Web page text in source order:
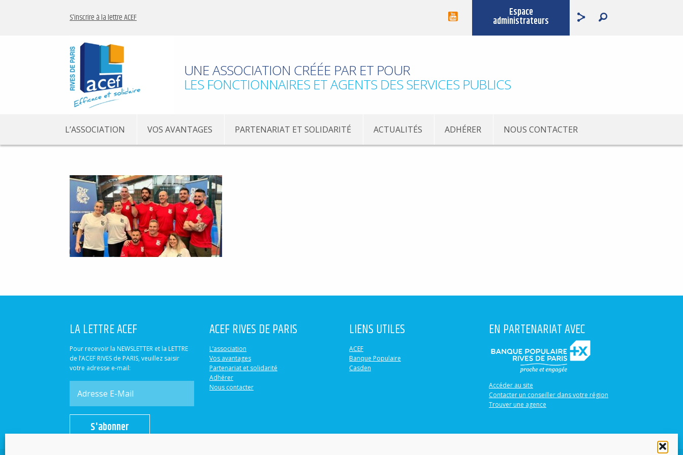
S'inscrire à la lettre ACEF Espace
administrateurs
UNE ASSOCIATION CRÉÉE PAR ET POUR
LES FONCTIONNAIRES ET AGENTS DES SERVICES PUBLICS
L’ASSOCIATION VOS AVANTAGES PARTENARIAT ET SOLIDARITÉ ACTUALITÉS ADHÉRER NOUS CONTACTER
LA LETTRE ACEF
Pour recevoir la NEWSLETTER et la LETTRE
de l’ACEF RIVES de PARIS, veuillez saisir
votre adresse e-mail:
S'abonner
ACEF RIVES DE PARIS
L’association
Vos avantages
Partenariat et solidarité
Adhérer
Nous contacter
LIENS UTILES
ACEF
Banque Populaire
Casden
EN PARTENARIAT AVEC
Accéder au site
Contacter un conseiller dans votre région
Trouver une agence